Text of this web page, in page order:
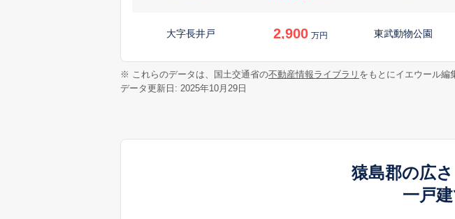
大字長井戸 2,900 万円 東武動物公園
※ これらのデータは、国土交通省の不動産情報ライブラリ をもとにイエウール編
データ更新日: 2025年10月29日
猿島郡の広
一戸